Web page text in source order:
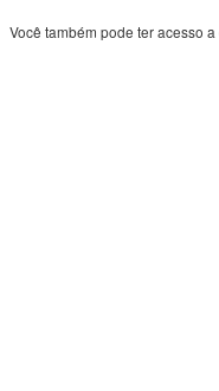
Você também pode ter acesso